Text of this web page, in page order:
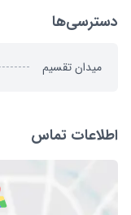
دسترسی‌ها
میدان تقسیم
اطلاعات تماس